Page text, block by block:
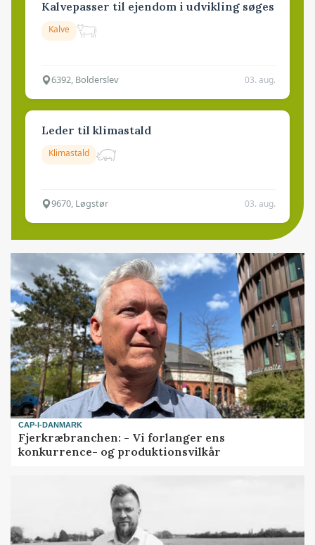
Kalvepasser til ejendom i udvikling søges
Kalve
6392, Bolderslev 03. aug.
Leder til klimastald
Klimastald
9670, Løgstør 03. aug.
CAP-I-DANMARK
Fjerkræbranchen: - Vi forlanger ens
konkurrence- og produktionsvilkår